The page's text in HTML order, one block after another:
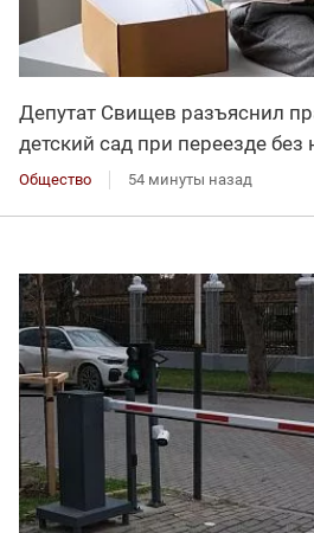
Депутат Свищев разъяснил
детский сад при переезде
Общество 54 минуты назад